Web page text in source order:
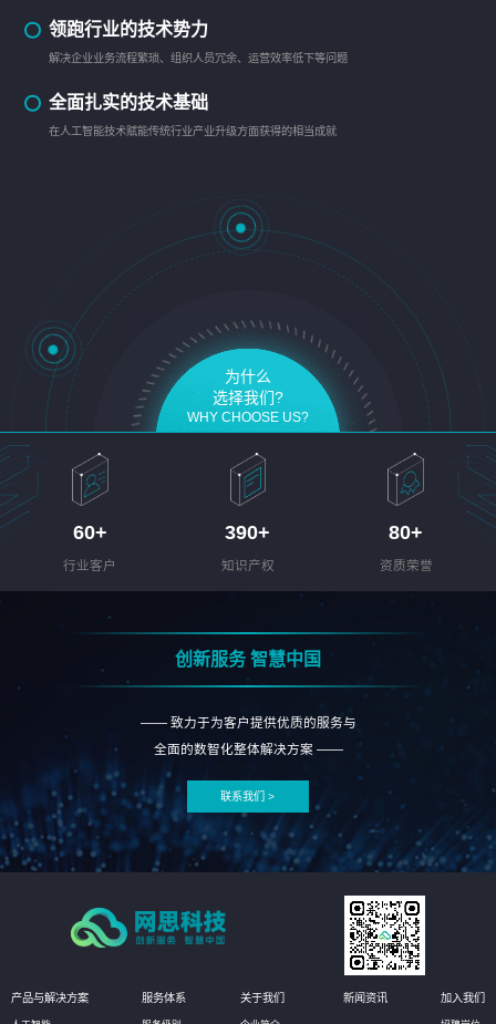
领跑行业的技术势力
解决企业业务流程繁琐、组织人员冗余、运营效率低下等问题
全面扎实的技术基础
在人工智能技术赋能传统行业产业升级方面获得的相当成就
为什么
选择我们?
WHY CHOOSE US?
60+
行业客户
390+
知识产权
80+
资质荣誉
创新服务 智慧中国
—— 致力于为客户提供优质的服务与
全面的数智化整体解决方案 ——
联系我们 >
产品与解决方案 服务体系 关于我们 新闻资讯 加入我们